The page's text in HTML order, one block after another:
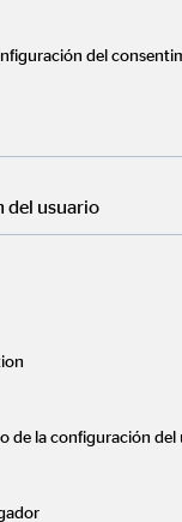
rentabilidad
[(Valor final -
del 10%.
hacer en
del
del usuario
de la configuración del